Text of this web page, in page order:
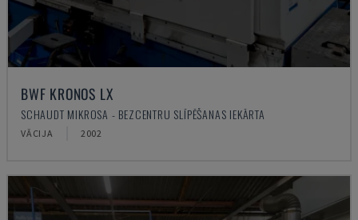
BWF KRONOS LX
SCHAUDT MIKROSA - BEZCENTRU SLĪPĒŠANAS IEKĀRTA
VĀCIJA 2002